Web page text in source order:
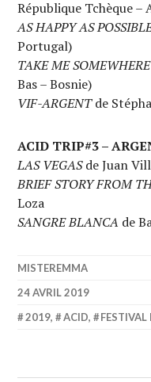
République Tchèque
AS HAPPY AS
Portugal)
TAKE ME
Bas – Bosnie)
VIF-ARGENTde
ACID TRIP#3 –
LAS VEGASde Juan
BRIEF STORY FROM
Loza
SANGRE BLANCA de
MISTEREMMA
24 AVRIL 2019
2019, ACID, FESTIVAL